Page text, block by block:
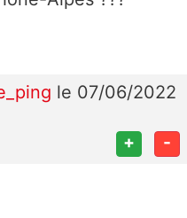
le 07/06/2022
+ -